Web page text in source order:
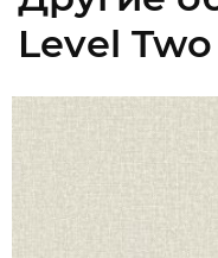
Level Two